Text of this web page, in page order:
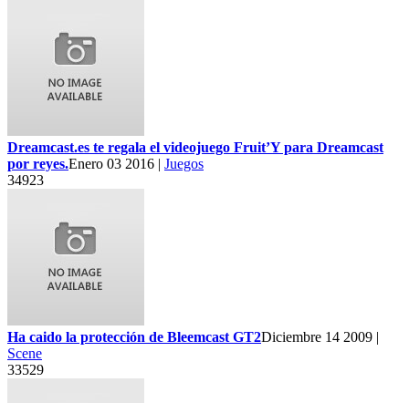
Dreamcast.es te regala el videojuego Fruit’Y para Dreamcast
por reyes.Enero 03 2016 | Juegos
34923
Ha caido la protección de Bleemcast GT2Diciembre 14 2009 |
Scene
33529